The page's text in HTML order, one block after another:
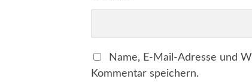
Name, E-Mail-Adresse und
Kommentar speichern.